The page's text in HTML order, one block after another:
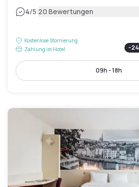
4/5|20 Bewertungen
Kostenlose Stornierung
Zahlung im Hotel
-24
09h - 18h